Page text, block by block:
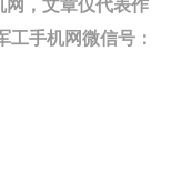
，文章仅代表作
工手机网微信号：